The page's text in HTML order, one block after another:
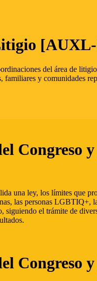
[AUXL-
del área de
y comunidades
Congreso
una ley, los límites que
las personas
siguiendo el trámite de
Congreso